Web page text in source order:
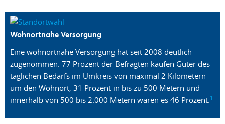
Wohnortnahe Versorgung
Eine wohnortnahe Versorgung hat seit 2008 deutlich
zugenommen. 77 Prozent der Befragten kaufen Güter des
täglichen Bedarfs im Umkreis von maximal 2 Kilometern
um den Wohnort, 31 Prozent in bis zu 500 Metern und
innerhalb von 500 bis 2.000 Metern waren es 46 Prozent. 1